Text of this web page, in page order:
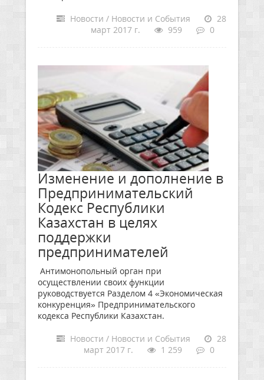
Новости / Новости и События
28
март 2017 г.
959 0
Изменение и дополнение в
Предпринимательский
Кодекс Республики
Казахстан в целях
поддержки
предпринимателей
Антимонопольный орган при
осуществлении своих функции
руководствуется Разделом 4 «Экономическая
конкуренция» Предпринимательского
кодекса Республики Казахстан.
Новости / Новости и События
28
март 2017 г.
1 259 0